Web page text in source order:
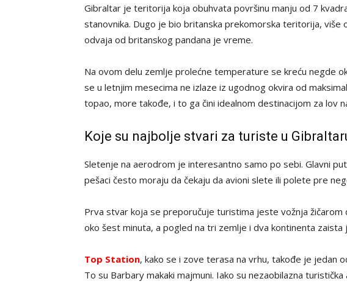
Gibraltar je teritorija koja obuhvata površinu manju od 7
stanovnika. Dugo je bio britanska prekomorska teritorija, više
odvaja od britanskog pandana je vreme.
Na ovom delu zemlje prolećne temperature se kreću negde
se u letnjim mesecima ne izlaze iz ugodnog okvira od
topao, more takođe, i to ga čini idealnom destinacijom za lov
Koje su najbolje stvari za turiste u
Sletenje na aerodrom je interesantno samo po sebi. Glavni
pešaci često moraju da čekaju da avioni slete ili polete pre
Prva stvar koja se preporučuje turistima jeste vožnja žičarom
oko šest minuta, a pogled na tri zemlje i dva kontinenta zaista
Top Station, kako se i zove terasa na vrhu, takođe je jedan
To su Barbary makaki majmuni. Iako su nezaobilazna